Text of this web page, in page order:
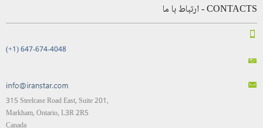
CONTACTS - ارتباط با ما
(+1) 647-674-4048
315 Steelcase Road East, Suite 201,
Markham, Ontario, L3R 2R5